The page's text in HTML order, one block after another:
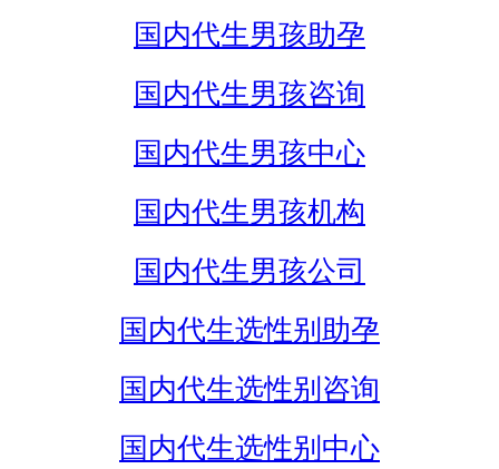
国内代生男孩助孕
国内代生男孩咨询
国内代生男孩中心
国内代生男孩机构
国内代生男孩公司
国内代生选性别助孕
国内代生选性别咨询
国内代生选性别中心